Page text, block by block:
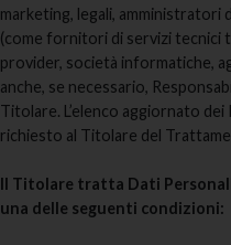
marketing, legali,
(come fornitori di servizi tecnici
provider, società informatiche,
anche, se necessario,
Titolare. L’elenco aggiornato
richiesto al Titolare del
Il Titolare tratta Dati
una delle seguenti condizioni: